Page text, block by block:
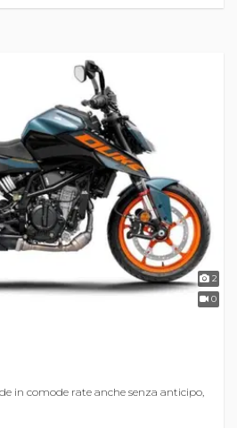
2
0
in comode rate anche senza anticipo,